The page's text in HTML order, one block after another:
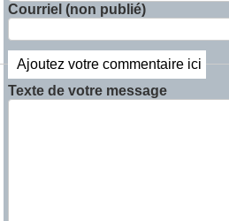
Courriel (non publié)
Ajoutez votre commentaire ici
Texte de votre message